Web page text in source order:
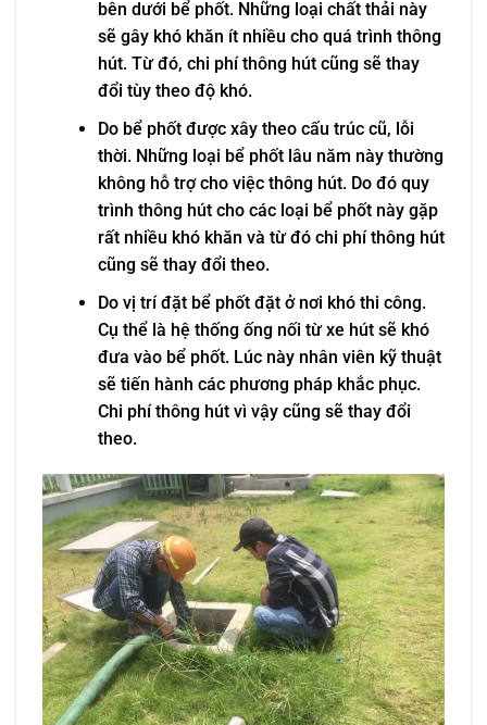
bên dưới bể phốt. Những loại chất thải này
sẽ gây khó khăn ít nhiều cho quá trình thông
hút. Từ đó, chi phí thông hút cũng sẽ thay
đổi tùy theo độ khó.
Do bể phốt được xây theo cấu trúc cũ, lỗi
thời. Những loại bể phốt lâu năm này thường
không hỗ trợ cho việc thông hút. Do đó quy
trình thông hút cho các loại bể phốt này gặp
rất nhiều khó khăn và từ đó chi phí thông hút
cũng sẽ thay đổi theo.
Do vị trí đặt bể phốt đặt ở nơi khó thi công.
Cụ thể là hệ thống ống nối từ xe hút sẽ khó
đưa vào bể phốt. Lúc này nhân viên kỹ thuật
sẽ tiến hành các phương pháp khắc phục.
Chi phí thông hút vì vậy cũng sẽ thay đổi
theo.